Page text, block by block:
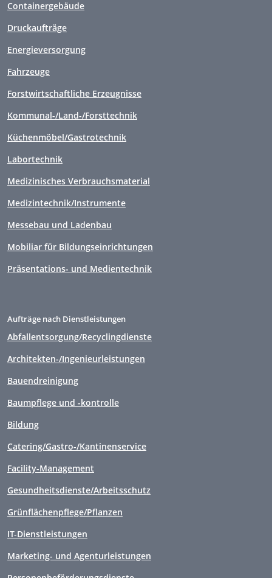
Containergebäude
Druckaufträge
Energieversorgung
Fahrzeuge
Forstwirtschaftliche Erzeugnisse
Kommunal-/Land-/Forsttechnik
Küchenmöbel/Gastrotechnik
Labortechnik
Medizinisches Verbrauchsmaterial
Medizintechnik/Instrumente
Messebau und Ladenbau
Mobiliar für Bildungseinrichtungen
Präsentations- und Medientechnik
Aufträge nach Dienstleistungen
Abfallentsorgung/Recyclingdienste
Architekten-/Ingenieurleistungen
Bauendreinigung
Baumpflege und -kontrolle
Bildung
Catering/Gastro-/Kantinenservice
Facility-Management
Gesundheitsdienste/Arbeitsschutz
Grünflächenpflege/Pflanzen
IT-Dienstleistungen
Marketing- und Agenturleistungen